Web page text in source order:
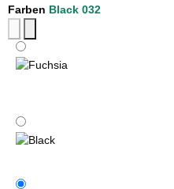
Farben Black 032
Fuchsia
Black